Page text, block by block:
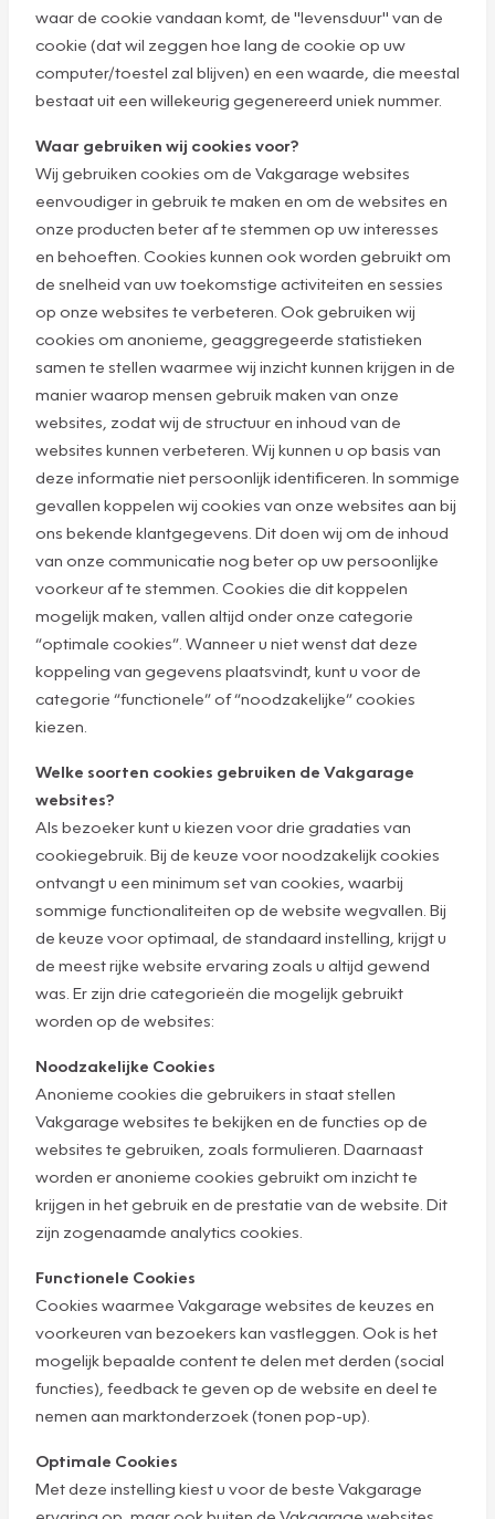
waar de cookie vandaan komt, de "levensduur" van de
cookie (dat wil zeggen hoe lang de cookie op uw
computer/toestel zal blijven) en een waarde, die meestal
bestaat uit een willekeurig gegenereerd uniek nummer.
Waar gebruiken wij cookies voor?
Wij gebruiken cookies om de Vakgarage websites
eenvoudiger in gebruik te maken en om de websites en
onze producten beter af te stemmen op uw interesses
en behoeften. Cookies kunnen ook worden gebruikt om
de snelheid van uw toekomstige activiteiten en sessies
op onze websites te verbeteren. Ook gebruiken wij
cookies om anonieme, geaggregeerde statistieken
samen te stellen waarmee wij inzicht kunnen krijgen in de
manier waarop mensen gebruik maken van onze
websites, zodat wij de structuur en inhoud van de
websites kunnen verbeteren. Wij kunnen u op basis van
deze informatie niet persoonlijk identificeren. In sommige
gevallen koppelen wij cookies van onze websites aan bij
ons bekende klantgegevens. Dit doen wij om de inhoud
van onze communicatie nog beter op uw persoonlijke
voorkeur af te stemmen. Cookies die dit koppelen
mogelijk maken, vallen altijd onder onze categorie
“optimale cookies”. Wanneer u niet wenst dat deze
koppeling van gegevens plaatsvindt, kunt u voor de
categorie “functionele” of “noodzakelijke” cookies
kiezen.
Welke soorten cookies gebruiken de Vakgarage
websites?
Als bezoeker kunt u kiezen voor drie gradaties van
cookiegebruik. Bij de keuze voor noodzakelijk cookies
ontvangt u een minimum set van cookies, waarbij
sommige functionaliteiten op de website wegvallen. Bij
de keuze voor optimaal, de standaard instelling, krijgt u
de meest rijke website ervaring zoals u altijd gewend
was. Er zijn drie categorieën die mogelijk gebruikt
worden op de websites:
Noodzakelijke Cookies
Anonieme cookies die gebruikers in staat stellen
Vakgarage websites te bekijken en de functies op de
websites te gebruiken, zoals formulieren. Daarnaast
worden er anonieme cookies gebruikt om inzicht te
krijgen in het gebruik en de prestatie van de website. Dit
zijn zogenaamde analytics cookies.
Functionele Cookies
Cookies waarmee Vakgarage websites de keuzes en
voorkeuren van bezoekers kan vastleggen. Ook is het
mogelijk bepaalde content te delen met derden (social
functies), feedback te geven op de website en deel te
nemen aan marktonderzoek (tonen pop-up).
Optimale Cookies
Met deze instelling kiest u voor de beste Vakgarage